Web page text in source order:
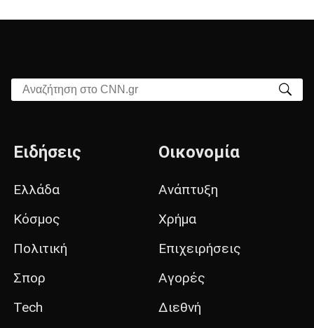
Αναζήτηση στο CNN.gr
Ειδήσεις
Ελλάδα
Κόσμος
Πολιτική
Σπορ
Tech
Οικονομία
Ανάπτυξη
Χρήμα
Επιχειρήσεις
Αγορές
Διεθνή